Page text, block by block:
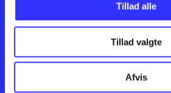
Tillad alle
Tillad valgte
Afvis
Kontakt os
English
Artikler
Film
Musik
Noder